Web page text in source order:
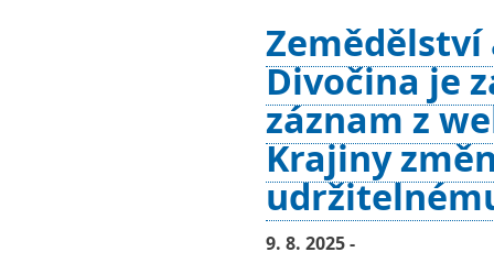
Zemědělství
Divočina je
záznam z
Krajiny
9. 8. 2025 -